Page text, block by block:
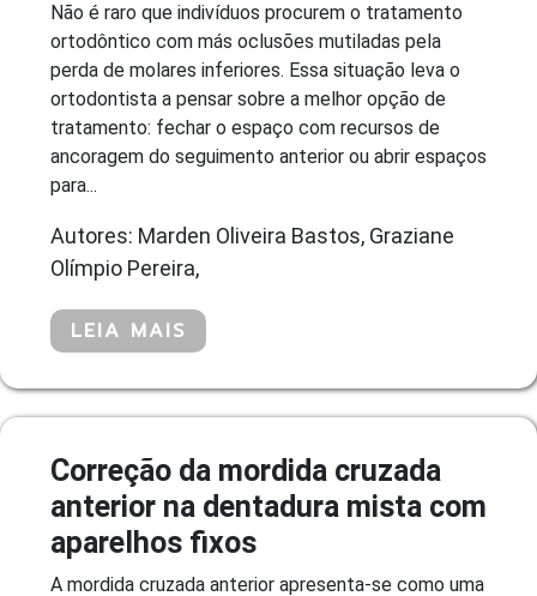
Não é raro que indivíduos procurem o tratamento
ortodôntico com más oclusões mutiladas pela
perda de molares inferiores. Essa situação leva o
ortodontista a pensar sobre a melhor opção de
tratamento: fechar o espaço com recursos de
ancoragem do seguimento anterior ou abrir espaços
para...
Autores: Marden Oliveira Bastos, Graziane
Olímpio Pereira,
LEIA MAIS
Correção da mordida cruzada
anterior na dentadura mista com
aparelhos fixos
A mordida cruzada anterior apresenta-se como uma